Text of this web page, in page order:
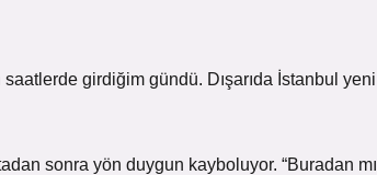
girdiğim gündü. Dışarıda İstanbul yeni
sonra yön duygun kayboluyor. “Buradan mı